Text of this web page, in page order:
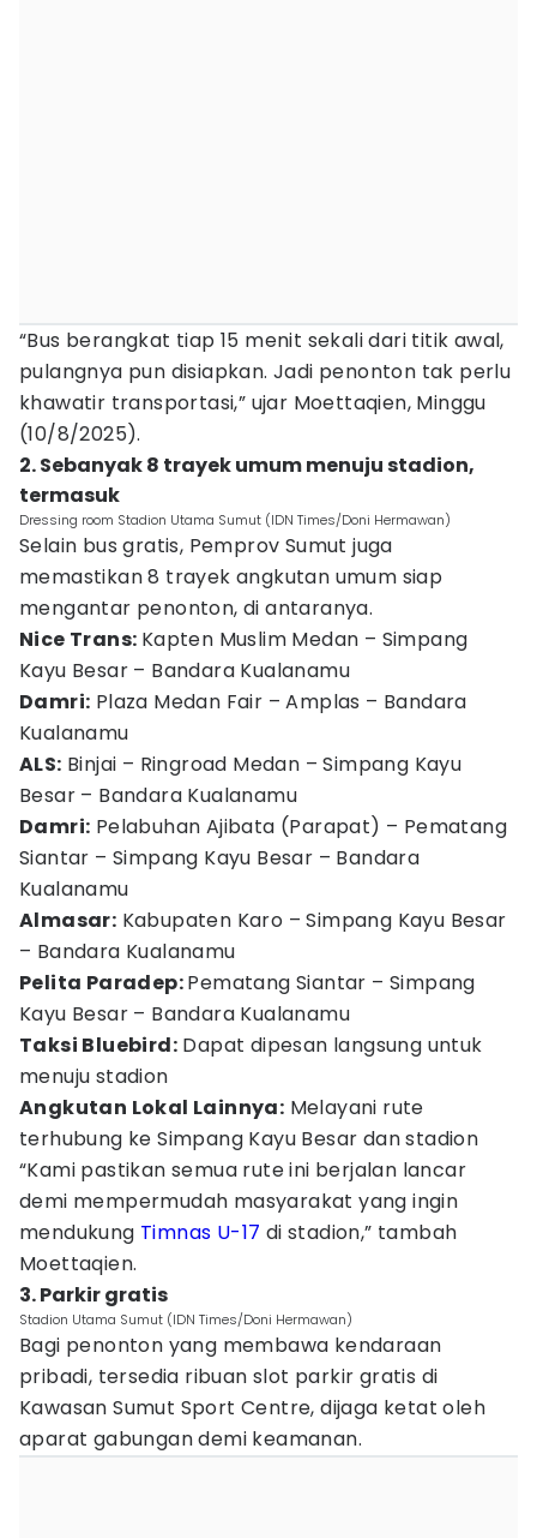
“Bus berangkat tiap 15 menit sekali dari titik awal,
pulangnya pun disiapkan. Jadi penonton tak perlu
khawatir transportasi,” ujar Moettaqien, Minggu
(10/8/2025).
2. Sebanyak 8 trayek umum menuju stadion,
termasuk
Dressing room Stadion Utama Sumut (IDN Times/Doni Hermawan)
Selain bus gratis, Pemprov Sumut juga
memastikan 8 trayek angkutan umum siap
mengantar penonton, di antaranya.
Nice Trans: Kapten Muslim Medan – Simpang
Kayu Besar – Bandara Kualanamu
Damri: Plaza Medan Fair – Amplas – Bandara
Kualanamu
ALS: Binjai – Ringroad Medan – Simpang Kayu
Besar – Bandara Kualanamu
Damri: Pelabuhan Ajibata (Parapat) – Pematang
Siantar – Simpang Kayu Besar – Bandara
Kualanamu
Almasar: Kabupaten Karo – Simpang Kayu Besar
– Bandara Kualanamu
Pelita Paradep:Pematang Siantar – Simpang
Kayu Besar – Bandara Kualanamu
Taksi Bluebird: Dapat dipesan langsung untuk
menuju stadion
Angkutan Lokal Lainnya: Melayani rute
terhubung ke Simpang Kayu Besar dan stadion
“Kami pastikan semua rute ini berjalan lancar
demi mempermudah masyarakat yang ingin
mendukung Timnas U-17 di stadion,” tambah
Moettaqien.
3. Parkir gratis
Stadion Utama Sumut (IDN Times/Doni Hermawan)
Bagi penonton yang membawa kendaraan
pribadi, tersedia ribuan slot parkir gratis di
Kawasan Sumut Sport Centre, dijaga ketat oleh
aparat gabungan demi keamanan.